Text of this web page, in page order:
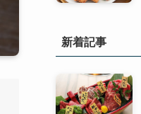
新着記事